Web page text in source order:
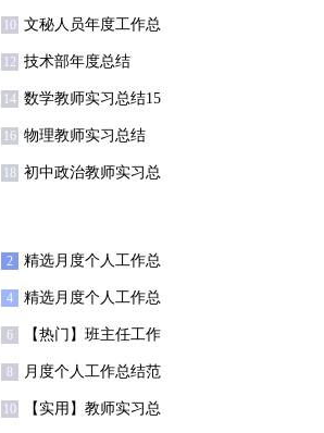
用15篇)
10 文秘人员年度工作总
结
12 技术部年度总结
14 数学教师实习总结15
篇
16 物理教师实习总结
18 初中政治教师实习总
2 精选月度个人工作总
结锦集6篇
4 精选月度个人工作总
结模板集合五篇
6 【热门】班主任工作
总结模板汇总7篇
8 月度个人工作总结范
文锦集5篇
10 【实用】教师实习总